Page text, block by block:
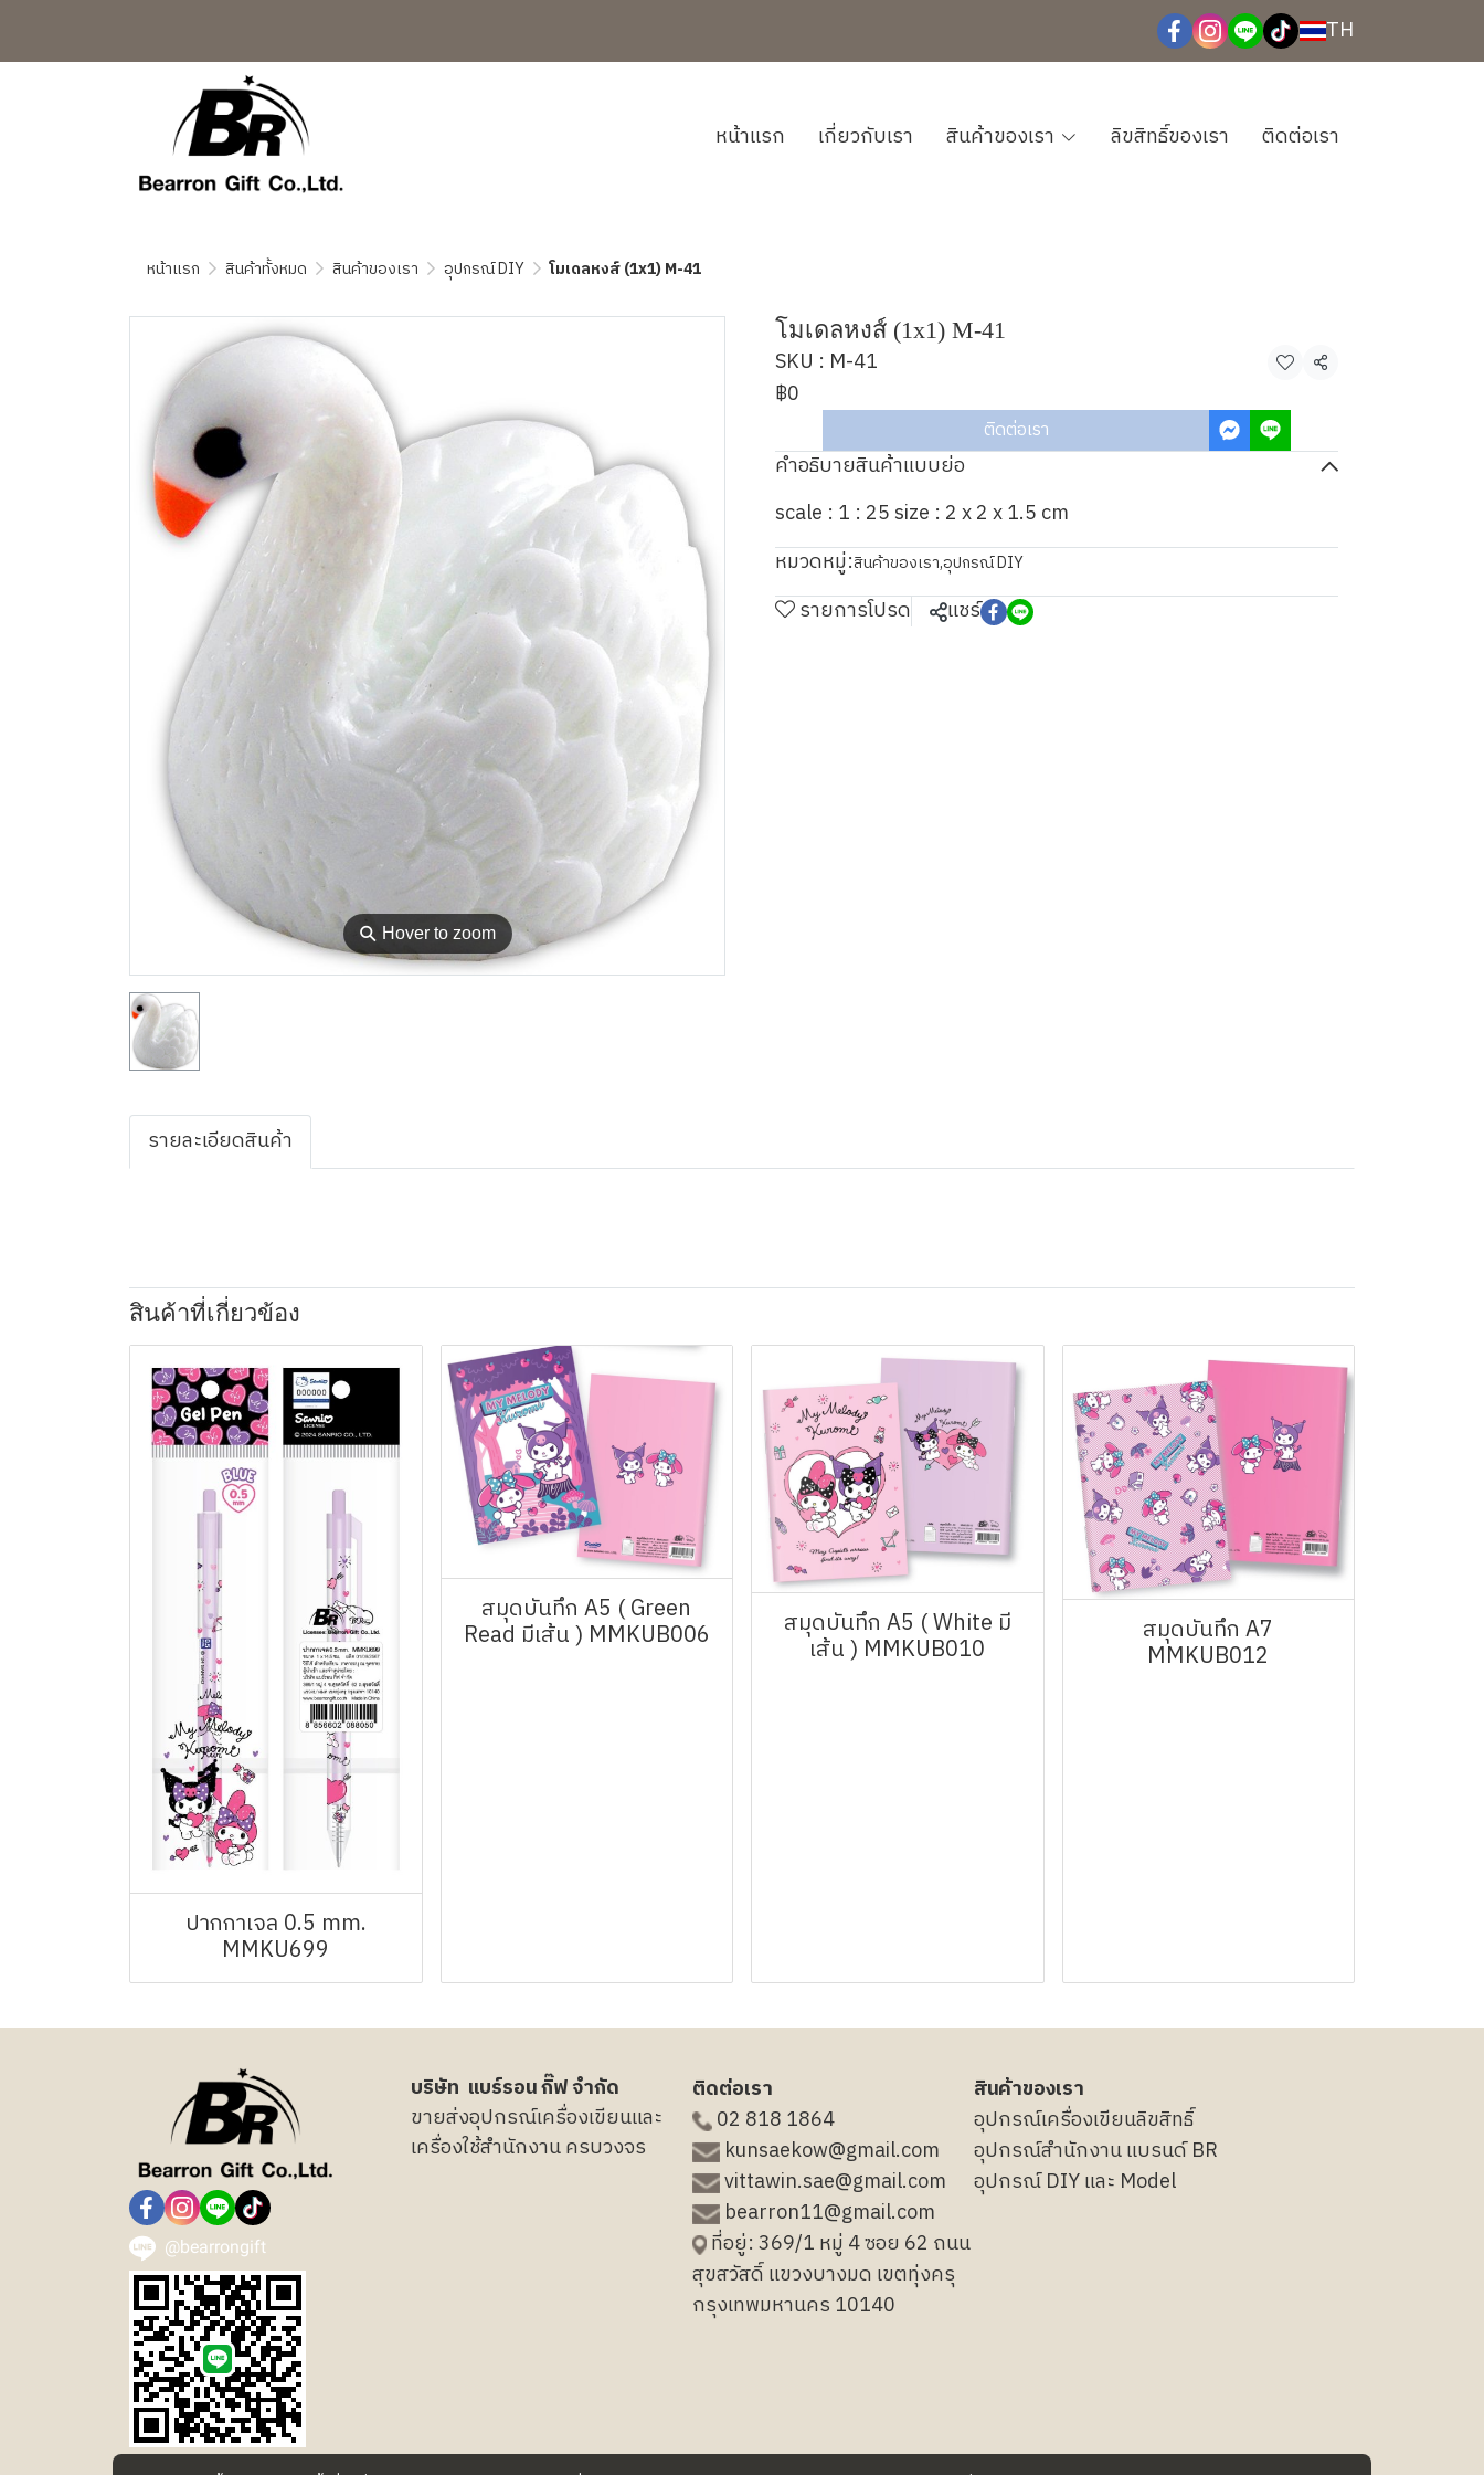
TH
หน้าแรก เกี่ยวกับเรา สินค้าของเรา ลิขสิทธิ์ของเรา ติดต่อเรา
หน้าแรก สินค้าทั้งหมด สินค้าของเรา อุปกรณ์ DIY โมเดลหงส์ (1x1) M-41
⚲ Hover to zoom
โมเดลหงส์ (1x1) M-41
SKU : M-41 แชร์
฿0
ติดต่อเรา
คำอธิบายสินค้าแบบย่อ
scale : 1 : 25 size : 2 x 2 x 1.5 cm
หมวดหมู่:สินค้าของเรา,อุปกรณ์ DIY
รายการโปรด แชร์
รายละเอียดสินค้า
สินค้าที่เกี่ยวข้อง
ปากกาเจล 0.5 mm.
MMKU699
สมุดบันทึก A5 ( Green
Read มีเส้น ) MMKUB006 สมุดบันทึก A5 ( White มี
เส้น ) MMKUB010
สมุดบันทึก A7
MMKUB012
@bearrongift
บริษัท แบร์รอน กิ๊ฟ จำกัด
ขายส่งอุปกรณ์เครื่องเขียนและ
เครื่องใช้สำนักงาน ครบวงจร
ติดต่อเรา
02 818 1864
kunsaekow@gmail.com
vittawin.sae@gmail.com
bearron11@gmail.com
ที่อยู่: 369/1 หมู่ 4 ซอย 62 ถนน
สุขสวัสดิ์ แขวงบางมด เขตทุ่งครุ
กรุงเทพมหานคร 10140
สินค้าของเรา
อุปกรณ์เครื่องเขียนลิขสิทธิ์
อุปกรณ์สำนักงาน แบรนด์ BR
อุปกรณ์ DIY และ Model